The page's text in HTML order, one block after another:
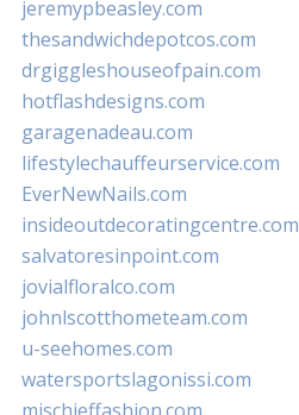
jeremypbeasley.com
thesandwichdepotcos.com
drgiggleshouseofpain.com
hotflashdesigns.com
garagenadeau.com
lifestylechauffeurservice.com
EverNewNails.com
insideoutdecoratingcentre.com
salvatoresinpoint.com
jovialfloralco.com
johnlscotthometeam.com
u-seehomes.com
watersportslagonissi.com